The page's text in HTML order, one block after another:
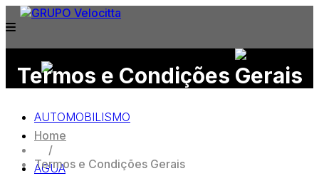
APPROVED & CERTIFIED BY:
AUTOMOBILISMO
ÁGUA
Termos e Condições Gerais
Home
/
Termos e Condições Gerais